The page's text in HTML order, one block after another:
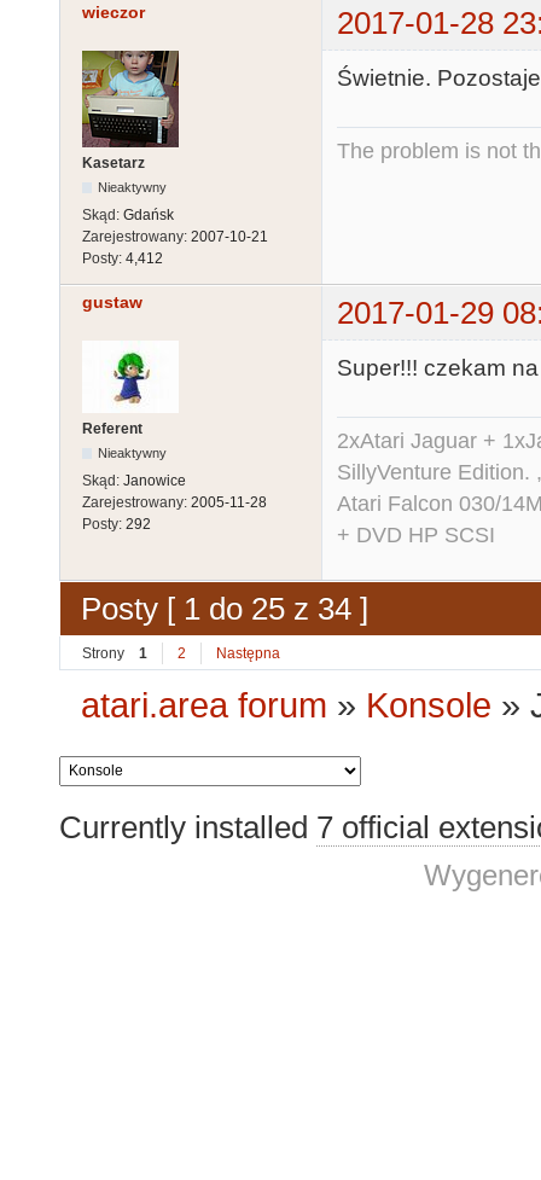
wieczor 2017-01-28
Kasetarz
Nieaktywny
Skąd: Gdańsk
Zarejestrowany: 2007-10-21
Posty: 4,412
Świetnie.
The problem is not
gustaw 2017-01-29
Referent
Nieaktywny
Skąd: Janowice
Zarejestrowany: 2005-11-28
Posty: 292
Super!!! czekam
2xAtari Jaguar +
SillyVenture Edition.
Atari Falcon 030/
+ DVD HP SCSI
Posty [ 1 do 25 z 34 ]
Strony 1 2 Następna
atari.area forum » Konsole »
Currently installed 7 official